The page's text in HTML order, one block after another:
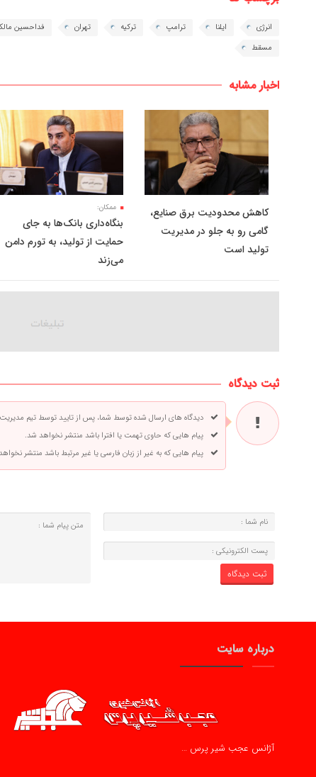
انرژی ایلنا ترامپ ترکیه تهران فداحسین
مسقط
اخبار مشابه
کاهش محدودیت برق صنایع،
گامی رو به جلو در مدیریت
تولید است
ممکان:
بنگاه‌داری بانک‌ها به جای
حمایت از تولید، به تورم دامن
می‌زند
ثبت دیدگاه
دیدگاه های ارسال شده توسط شما، پس از تایید توسط تیم
پیام هایی که حاوی تهمت یا افترا باشد منتشر نخواهد شد.
پیام هایی که به غیر از زبان فارسی یا غیر مرتبط باشد منتشر
درباره سایت
آژانس عجب شیر پرس …